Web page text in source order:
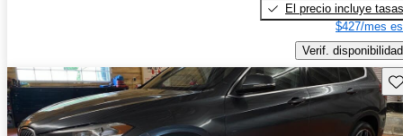
El precio incluye tasas
$427/mes
Verif. disponibilidad